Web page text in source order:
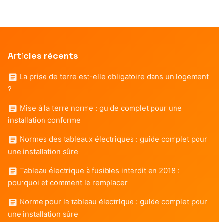
Articles récents
La prise de terre est-elle obligatoire dans un logement
?
Mise à la terre norme : guide complet pour une
installation conforme
Normes des tableaux électriques : guide complet pour
une installation sûre
Tableau électrique à fusibles interdit en 2018 :
pourquoi et comment le remplacer
Norme pour le tableau électrique : guide complet pour
une installation sûre